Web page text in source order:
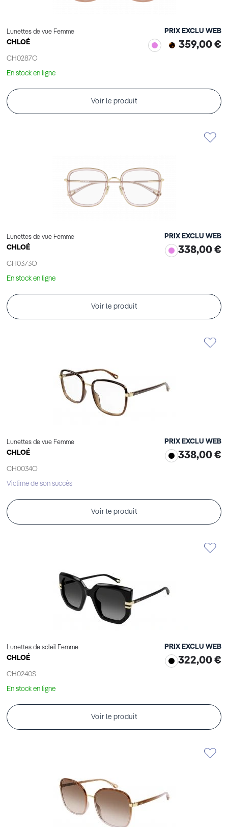
Lunettes de vue Femme
CHLOÉ
CH0287O
PRIX EXCLU WEB
359,00 €
En stock en ligne
Voir le produit
Lunettes de vue Femme
CHLOÉ
CH0373O
PRIX EXCLU WEB
338,00 €
En stock en ligne
Voir le produit
Lunettes de vue Femme
CHLOÉ
CH0034O
PRIX EXCLU WEB
338,00 €
Victime de son succès
Voir le produit
Lunettes de soleil Femme
CHLOÉ
CH0240S
PRIX EXCLU WEB
322,00 €
En stock en ligne
Voir le produit